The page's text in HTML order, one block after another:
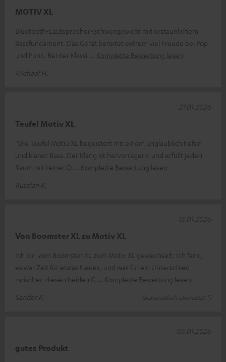
MOTIV XL
Bluetooth-Lautsprecher-Schwergewicht mit erstaunlichem
Bassfundament. Das Gerät bereitet extrem viel Freude bei Pop
und Funk. Bei der Klassi
Komplette Bewertung lesen
Michael H.
Teufel Motiv XL
“Die Teufel Motiu XL begeistert mit einem unglaublich tiefen
und klaren Bass. Der Klang ist hervorragend und erfüllt jeden
Raum mit reiner Q
Komplette Bewertung lesen
Ruszlan K.
27.01.2026
Von Boomster XL zu Motiv XL
Ich bin vom Boomster XL zum Motiv XL gewechselt. Ich fand,
es war Zeit für etwas Neues, und was für ein Unterschied
zwischen diesen beiden G
Komplette Bewertung lesen
Sander K.
(automatisch übersetzt *)
15.01.2026
gutes Produkt
05.01.2026